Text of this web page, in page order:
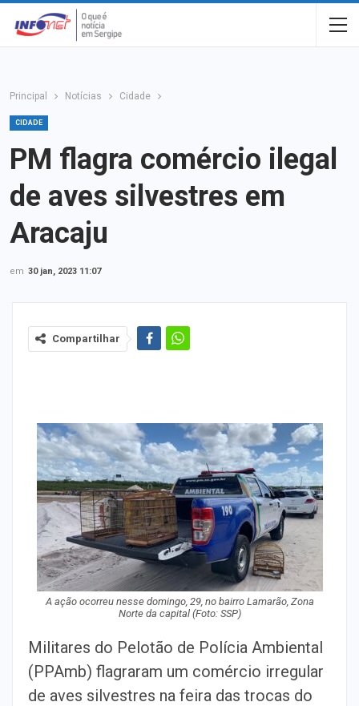
Principal Notícias Cidade
CIDADE
PM flagra comércio ilegal
de aves silvestres em
Aracaju
em 30 jan, 2023 11:07
Compartilhar
A ação ocorreu nesse domingo, 29, no bairro Lamarão, Zona
Norte da capital (Foto: SSP)
Militares do Pelotão de Polícia Ambiental
(PPAmb) flagraram um comércio irregular
de aves silvestres na feira das trocas do